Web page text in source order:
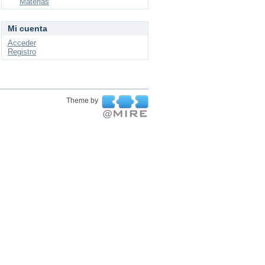
Mi cuenta
Acceder
Registro
Theme by